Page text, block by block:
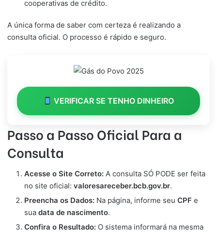
cooperativas de crédito.
A única forma de saber com certeza é realizando a
consulta oficial. O processo é rápido e seguro.
VERIFICAR SE TENHO DINHEIRO
Passo a Passo Oficial Para a
Consulta
Acesse o Site Correto: A consulta SÓ PODE ser feita
no site oficial: valoresareceber.bcb.gov.br.
Preencha os Dados: Na página, informe seu CPF e
sua data de nascimento.
Confira o Resultado: O sistema informará na mesma